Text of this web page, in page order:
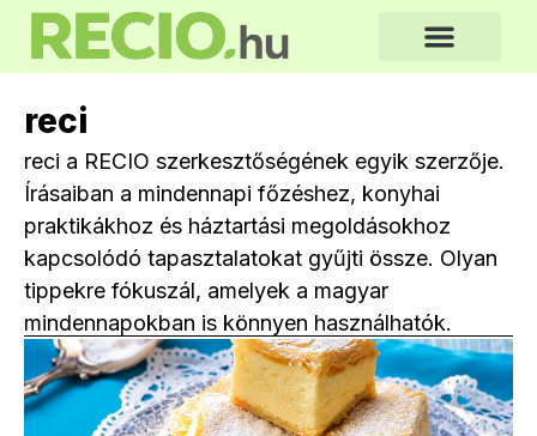
reci
reci a RECIO szerkesztőségének egyik szerzője.
Írásaiban a mindennapi főzéshez, konyhai
praktikákhoz és háztartási megoldásokhoz
kapcsolódó tapasztalatokat gyűjti össze. Olyan
tippekre fókuszál, amelyek a magyar
mindennapokban is könnyen használhatók.